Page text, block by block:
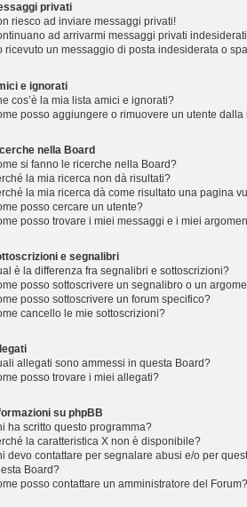
privati
riesco ad inviare messaggi privati!
ad arrivarmi messaggi privati
ricevuto un messaggio di posta indesiderata o
e ignorati
cos’è la mia lista amici e ignorati?
posso aggiungere o rimuovere un utente
nella Board
si fanno le ricerche nella Board?
la mia ricerca non dà risultati?
la mia ricerca dà come risultato una pagina
posso cercare un utente?
posso trovare i miei messaggi e i miei
e segnalibri
è la differenza fra segnalibri e sottoscrizioni?
posso sottoscrivere un segnalibro o un
posso sottoscrivere un forum specifico?
cancello le mie sottoscrizioni?
allegati sono ammessi in questa Board?
posso trovare i miei allegati?
su phpBB
ha scritto questo programma?
la caratteristica X non è disponibile?
devo contattare per segnalare abusi e/o per
Board?
posso contattare un amministratore del Forum?